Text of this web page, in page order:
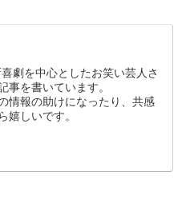
劇を中心としたお笑い芸人さ
事を書いています。
情報の助けになったり、共感
嬉しいです。